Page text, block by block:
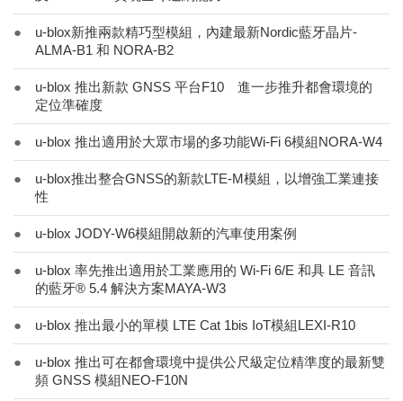
●
u-blox新推兩款精巧型模組，內建最新Nordic藍牙晶片-
ALMA-B1 和 NORA-B2
●
u-blox 推出新款 GNSS 平台F10 進一步推升都會環境的
定位準確度
● u-blox 推出適用於大眾市場的多功能Wi-Fi 6模組NORA-W4
●
u-blox推出整合GNSS的新款LTE-M模組，以增強工業連接
性
● u-blox JODY-W6模組開啟新的汽車使用案例
●
u-blox 率先推出適用於工業應用的 Wi-Fi 6/E 和具 LE 音訊
的藍牙® 5.4 解決方案MAYA-W3
● u-blox 推出最小的單模 LTE Cat 1bis IoT模組LEXI-R10
●
u-blox 推出可在都會環境中提供公尺級定位精準度的最新雙
頻 GNSS 模組NEO-F10N